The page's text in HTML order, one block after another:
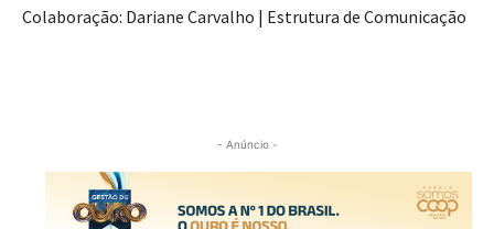
Colaboração: Dariane Carvalho | Estrutura de Comunicação
- Anúncio -